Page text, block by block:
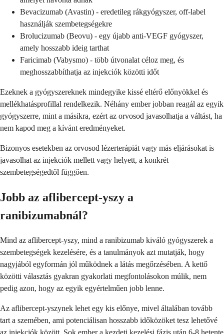
Bevacizumab (Avastin) - eredetileg rákgyógyszer, off-label
használják szembetegségekre
Brolucizumab (Beovu) - egy újabb anti-VEGF gyógyszer,
amely hosszabb ideig tarthat
Faricimab (Vabysmo) - több útvonalat céloz meg, és
meghosszabbíthatja az injekciók közötti időt
Ezeknek a gyógyszereknek mindegyike kissé eltérő előnyökkel és
mellékhatásprofillal rendelkezik. Néhány ember jobban reagál az egyik
gyógyszerre, mint a másikra, ezért az orvosod javasolhatja a váltást, ha
nem kapod meg a kívánt eredményeket.
Bizonyos esetekben az orvosod lézerterápiát vagy más eljárásokat is
javasolhat az injekciók mellett vagy helyett, a konkrét
szembetegségedtől függően.
Jobb az aflibercept-yszy a
ranibizumabnál?
Mind az aflibercept-yszy, mind a ranibizumab kiváló gyógyszerek a
szembetegségek kezelésére, és a tanulmányok azt mutatják, hogy
nagyjából egyformán jól működnek a látás megőrzésében. A kettő
közötti választás gyakran gyakorlati megfontolásokon múlik, nem
pedig azon, hogy az egyik egyértelműen jobb lenne.
Az aflibercept-yszynek lehet egy kis előnye, mivel általában tovább
tart a szemében, ami potenciálisan hosszabb időközöket tesz lehetővé